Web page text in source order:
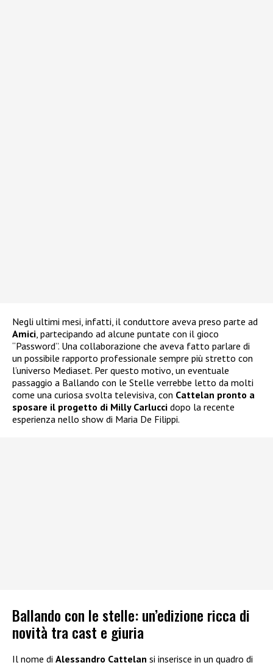
Negli ultimi mesi, infatti, il conduttore aveva preso parte ad
Amici, partecipando ad alcune puntate con il gioco
“Password”. Una collaborazione che aveva fatto parlare di
un possibile rapporto professionale sempre più stretto con
l’universo Mediaset. Per questo motivo, un eventuale
passaggio a Ballando con le Stelle verrebbe letto da molti
come una curiosa svolta televisiva, con Cattelan pronto a
sposare il progetto di Milly Carlucci dopo la recente
esperienza nello show di Maria De Filippi.
Ballando con le stelle: un’edizione ricca di
novità tra cast e giuria
Il nome di Alessandro Cattelan si inserisce in un quadro di